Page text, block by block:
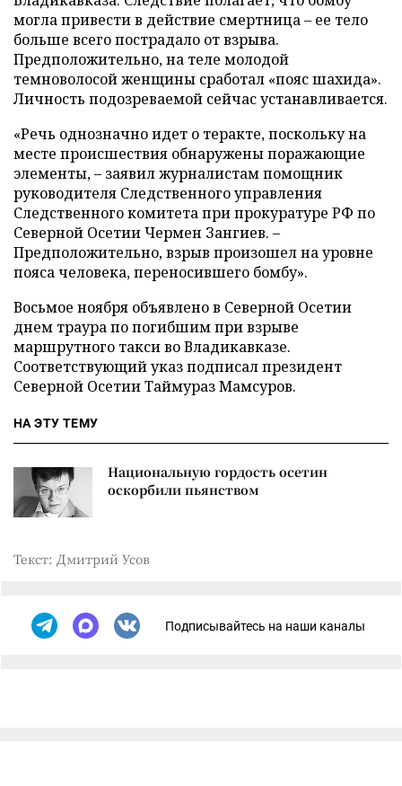
могла привести в действие смертница – ее тело
больше всего пострадало от взрыва.
Предположительно, на теле молодой
темноволосой женщины сработал «пояс шахида».
Личность подозреваемой сейчас устанавливается.
«Речь однозначно идет о теракте, поскольку на
месте происшествия обнаружены поражающие
элементы, – заявил журналистам помощник
руководителя Следственного управления
Следственного комитета при прокуратуре РФ по
Северной Осетии Чермен Зангиев. –
Предположительно, взрыв произошел на уровне
пояса человека, переносившего бомбу».
Восьмое ноября объявлено в Северной Осетии
днем траура по погибшим при взрыве
маршрутного такси во Владикавказе.
Соответствующий указ подписал президент
Северной Осетии Таймураз Мамсуров.
НА ЭТУ ТЕМУ
Национальную гордость осетин
оскорбили пьянством
Текст: Дмитрий Усов
Подписывайтесь на наши каналы